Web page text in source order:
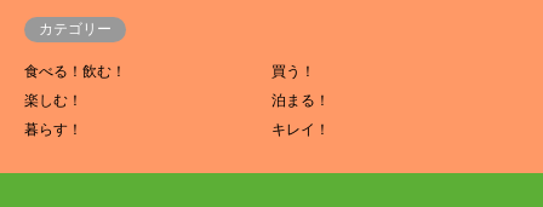
カテゴリー
食べる！飲む！
買う！
楽しむ！
泊まる！
暮らす！
キレイ！